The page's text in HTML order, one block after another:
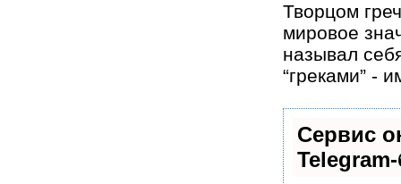
Творцом
мировое
называл
“греками” -
Сервис